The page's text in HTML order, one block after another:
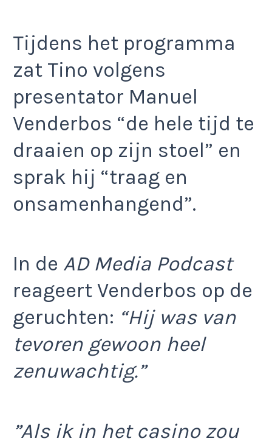
Tijdens het programma
zat Tino volgens
presentator Manuel
Venderbos “de hele tijd te
draaien op zijn stoel” en
sprak hij “traag en
onsamenhangend”.
In de AD Media Podcast
reageert Venderbos op de
geruchten: “Hij was van
tevoren gewoon heel
zenuwachtig.”
”Als ik in het casino zou